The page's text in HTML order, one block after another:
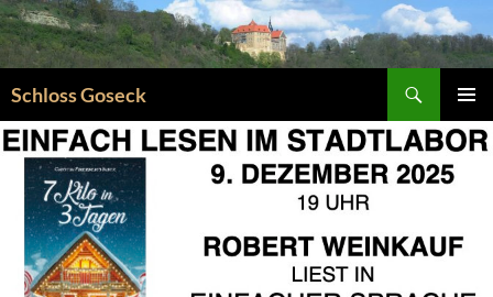
Zum
Inhalt
springen
Schloss Goseck
MENÜ